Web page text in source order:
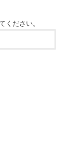
ください。